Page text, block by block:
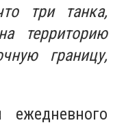
три танка,
территорию
границу,